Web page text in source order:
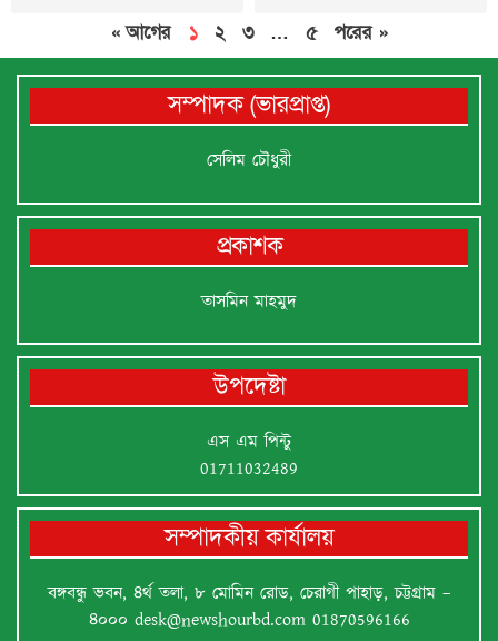
« আগের ১ ২ ৩ … ৫ পরের »
সম্পাদক (ভারপ্রাপ্ত)
সেলিম চৌধুরী
প্রকাশক
তাসমিন মাহমুদ
উপদেষ্টা
এস এম পিন্টু
01711032489
সম্পাদকীয় কার্যালয়
বঙ্গবন্ধু ভবন, ৪র্থ তলা, ৮ মোমিন রোড, চেরাগী পাহাড়, চট্টগ্রাম –
৪০০০ desk@newshourbd.com01870596166